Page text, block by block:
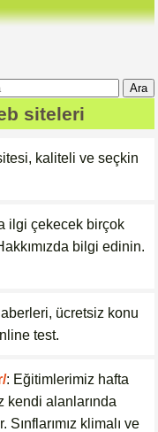
Ara
siteleri
kaliteli ve seçkin
ilgi çekecek birçok
bilgi edinin.
ücretsiz konu
test.
: Eğitimlerimiz hafta
kendi alanlarında
klimalı ve